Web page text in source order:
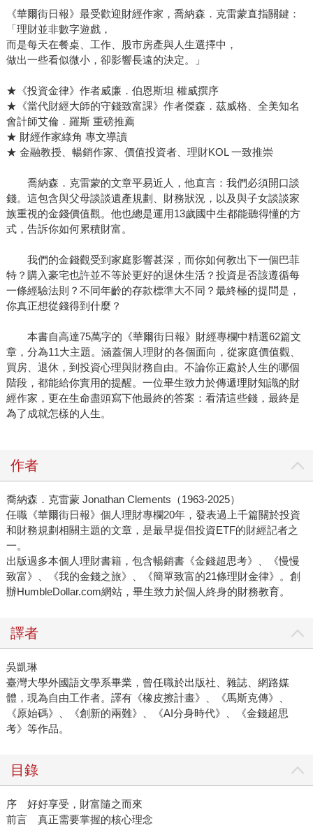
《華爾街日報》最受歡迎財經作家，喬納森．克雷蒙直指關鍵：
「理財並非數字遊戲，
而是每天在餐桌、工作、股市房產與人生選擇中，
做出一些看似微小，卻影響長遠的決定。」
★《投資金律》作者威廉．伯恩斯坦 權威撰序
★《當代財經大師的守錢致富課》作者傑森．茲威格、全美知名
會計師艾倫．羅斯 重磅推薦
★ 財經作家綠角 專文導讀
★ 金融教授、暢銷作家、價值投資者、理財KOL 一致推崇
喬納森．克雷蒙的文章平易近人，他直言：我們必須開口談
錢。這包含與父母談談遺產規劃、財務狀況，以及與子女談談家
族重視的金錢價值觀。他也總是運用13歲國中生都能聽得懂的方
式，告訴你如何累積財富。
我們的金錢觀受到家庭影響甚深，而你如何教出下一個巴菲
特？購入豪宅也許並不等於更好的退休生活？投資是否該遵循每
一條經驗法則？不同年齡的存款標準大不同？最終極的提問是，
你真正想從錢得到什麼？
本書自高達75萬字的《華爾街日報》財經專欄中精選62篇文
章，分為11大主題。涵蓋個人理財的各個面向，從家庭價值觀、
買房、退休，到投資心理與財務自由。不論你正處於人生的哪個
階段，都能給你實用的提醒。一位畢生致力於傳遞理財知識的財
經作家，更在生命盡頭寫下他最終的答案：看清這些錢，最終是
為了成就怎樣的人生。
作者
喬納森．克雷蒙 Jonathan Clements（1963-2025）
任職《華爾街日報》個人理財專欄20年，發表過上千篇關於投資
和財務規劃相關主題的文章，是最早提倡投資ETF的財經記者之
一。
出版過多本個人理財書籍，包含暢銷書《金錢超思考》、《慢慢
致富》、《我的金錢之旅》、《簡單致富的21條理財金律》。創
辦HumbleDollar.com網站，畢生致力於個人終身的財務教育。
譯者
吳凱琳
臺灣大學外國語文學系畢業，曾任職於出版社、雜誌、網路媒
體，現為自由工作者。譯有《橡皮擦計畫》、《馬斯克傳》、
《原始碼》、《創新的兩難》、《AI分身時代》、《金錢超思
考》等作品。
目錄
序 好好享受，財富隨之而來
前言 真正需要掌握的核心理念